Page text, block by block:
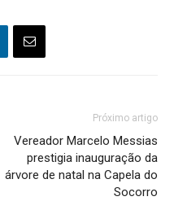
Próximo artigo
Vereador Marcelo Messias
prestigia inauguração da
árvore de natal na Capela do
Socorro